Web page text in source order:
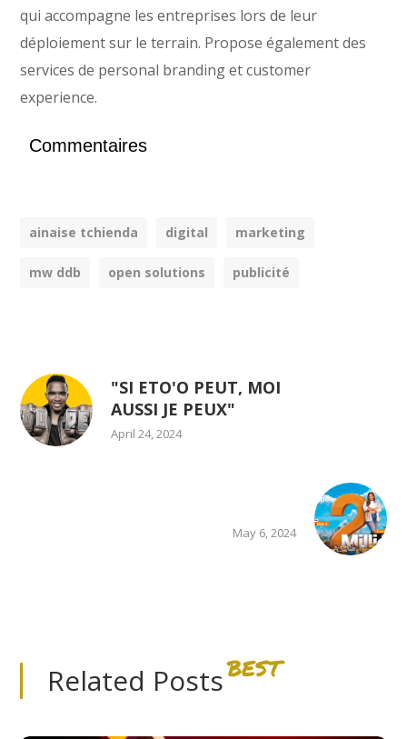
qui accompagne les entreprises lors de leur
déploiement sur le terrain. Propose également des
services de personal branding et customer
experience.
Commentaires
ainaise tchienda digital marketing
mw ddb open solutions publicité
"SI ETO'O PEUT, MOI
AUSSI JE PEUX"
April 24, 2024
May 6, 2024
Related PostsBEST